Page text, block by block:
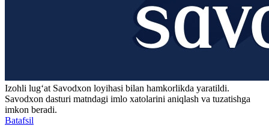
Izohli lugʻat Savodxon loyihasi bilan hamkorlikda yaratildi.
Savodxon dasturi matndagi imlo xatolarini aniqlash va tuzatishga
imkon beradi.
Batafsil